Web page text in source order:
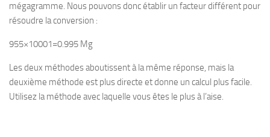
mégagramme. Nous pouvons donc établir un facteur différent pour
résoudre la conversion :
955×10001​=0.995 Mg
Les deux méthodes aboutissent à la même réponse, mais la
deuxième méthode est plus directe et donne un calcul plus facile.
Utilisez la méthode avec laquelle vous êtes le plus à l’aise.